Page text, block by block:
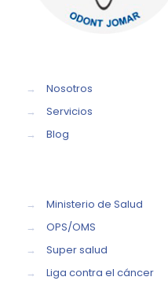
→
Nosotros
→
Servicios
→
Blog
→
Ministerio de Salud
→
OPS/OMS
→
Super salud
→
Liga contra el cáncer